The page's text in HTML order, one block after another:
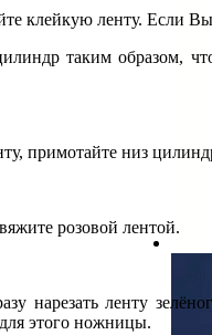
клейкую ленту. Если
таким образом,
примотайте низ
розовой лентой.
нарезать ленту
этого ножницы.